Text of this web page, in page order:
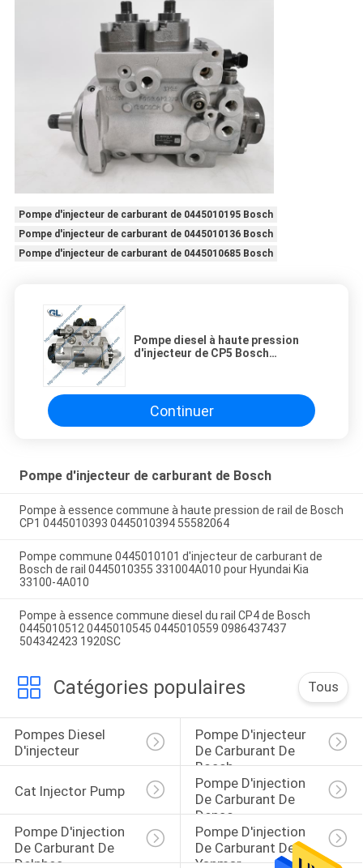
Pompe d'injecteur de carburant de 0445010195 Bosch
Pompe d'injecteur de carburant de 0445010136 Bosch
Pompe d'injecteur de carburant de 0445010685 Bosch
Pompe diesel à haute pression
d'injecteur de CP5 Bosch
Continuer
Pompe d'injecteur de carburant de Bosch
Pompe à essence commune à haute pression de rail de Bosch
CP1 0445010393 0445010394 55582064
Pompe commune 0445010101 d'injecteur de carburant de
Bosch de rail 0445010355 331004A010 pour Hyundai Kia
33100-4A010
Pompe à essence commune diesel du rail CP4 de Bosch
0445010512 0445010545 0445010559 0986437437
504342423 1920SC
Catégories populaires Tous
Pompes Diesel
D'injecteur
Pompe D'injecteur
De Carburant De
Bosch
Cat Injector Pump
Pompe D'injection
De Carburant De
Denso
Pompe D'injection
De Carburant De
Delphes
Pompe D'injection
De Carburant De
Yanmar